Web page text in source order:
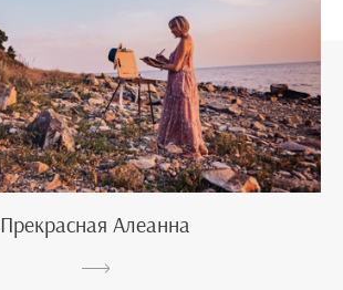
Прекрасная Алеанна